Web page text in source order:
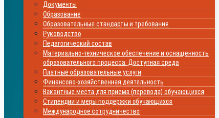
Документы
Образование
Образовательные стандарты и требования
Руководство
Педагогический состав
Материально-техническое обеспечение и оснащенность
образовательного процесса. Доступная среда
Платные образовательные услуги
Финансово-хозяйственная деятельность
Вакантные места для приема (перевода) обучающихся
Стипендии и меры поддержки обучающихся
Международное сотрудничество